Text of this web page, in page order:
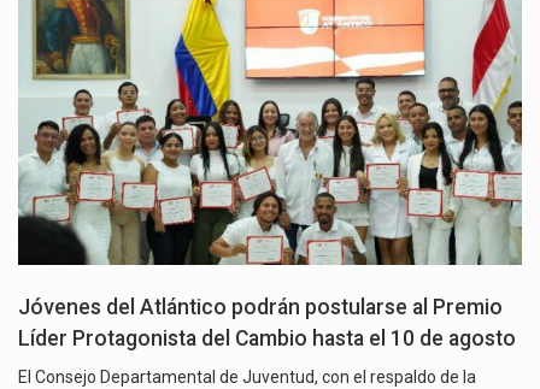
Jóvenes del Atlántico podrán postularse al Premio
Líder Protagonista del Cambio hasta el 10 de agosto
El Consejo Departamental de Juventud, con el respaldo de la